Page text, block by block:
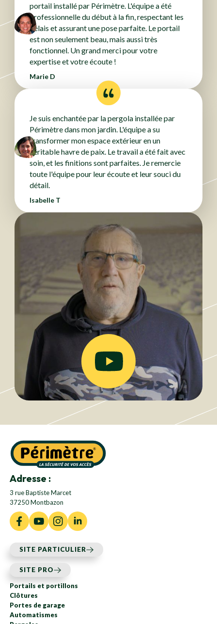
portail installé par Périmètre. L'équipe a été
professionnelle du début à la fin, respectant les
délais et assurant une pose parfaite. Le portail
est non seulement beau, mais aussi très
fonctionnel. Un grand merci pour votre
expertise et votre écoute !
Marie D
Je suis enchantée par la pergola installée par
Périmètre dans mon jardin. L'équipe a su
transformer mon espace extérieur en un
véritable havre de paix. Le travail a été fait avec
soin, et les finitions sont parfaites. Je remercie
toute l'équipe pour leur écoute et leur souci du
détail.
Isabelle T
Adresse :
3 rue Baptiste Marcet
37250 Montbazon
SITE PARTICULIER
SITE PRO
Portails et portillons
Clôtures
Portes de garage
Automatismes